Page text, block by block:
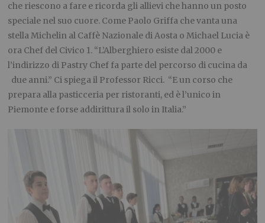
che riescono a fare e ricorda gli allievi che hanno un posto
speciale nel suo cuore. Come Paolo Griffa che vanta una
stella Michelin al Caffè Nazionale di Aosta o Michael Lucia è
ora Chef del Civico 1. “L’Alberghiero esiste dal 2000 e
l’indirizzo di Pastry Chef fa parte del percorso di cucina da
due anni.” Ci spiega il Professor Ricci. “E un corso che
prepara alla pasticceria per ristoranti, ed è l’unico in
Piemonte e forse addirittura il solo in Italia.”